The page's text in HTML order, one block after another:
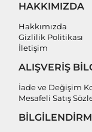
HAKKIMIZDA
Hakkımızda
Gizlilik Politikası
İletişim
ALIŞVERİŞ
İade ve Değişim
Mesafeli Satış